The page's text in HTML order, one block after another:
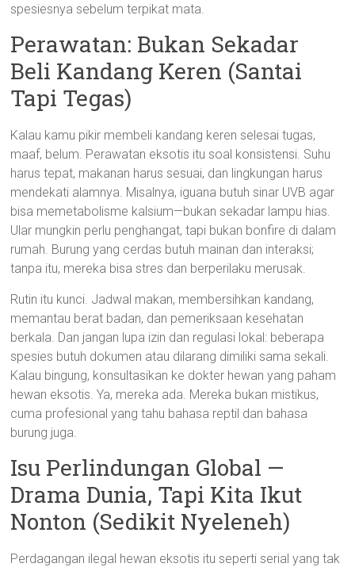
spesiesnya sebelum terpikat mata.
Perawatan: Bukan Sekadar
Beli Kandang Keren (Santai
Tapi Tegas)
Kalau kamu pikir membeli kandang keren selesai tugas,
maaf, belum. Perawatan eksotis itu soal konsistensi. Suhu
harus tepat, makanan harus sesuai, dan lingkungan harus
mendekati alamnya. Misalnya, iguana butuh sinar UVB agar
bisa memetabolisme kalsium—bukan sekadar lampu hias.
Ular mungkin perlu penghangat, tapi bukan bonfire di dalam
rumah. Burung yang cerdas butuh mainan dan interaksi;
tanpa itu, mereka bisa stres dan berperilaku merusak.
Rutin itu kunci. Jadwal makan, membersihkan kandang,
memantau berat badan, dan pemeriksaan kesehatan
berkala. Dan jangan lupa izin dan regulasi lokal: beberapa
spesies butuh dokumen atau dilarang dimiliki sama sekali.
Kalau bingung, konsultasikan ke dokter hewan yang paham
hewan eksotis. Ya, mereka ada. Mereka bukan mistikus,
cuma profesional yang tahu bahasa reptil dan bahasa
burung juga.
Isu Perlindungan Global —
Drama Dunia, Tapi Kita Ikut
Nonton (Sedikit Nyeleneh)
Perdagangan ilegal hewan eksotis itu seperti serial yang tak